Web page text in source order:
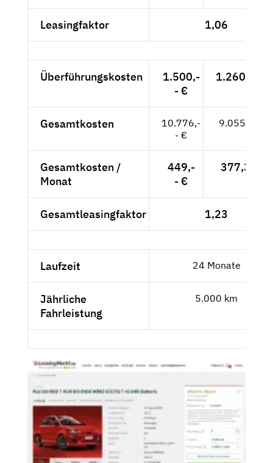
Leasingfaktor 1,06
Überführungskosten
1.500,-
- €
1.260,50 €
Gesamtkosten
10.776,-
- €
9.055,46 €
Gesamtkosten /
Monat
449,-
- €
377,31 €
Gesamtleasingfaktor 1,23
Laufzeit 24 Monate
Jährliche
Fahrleistung
5.000 km